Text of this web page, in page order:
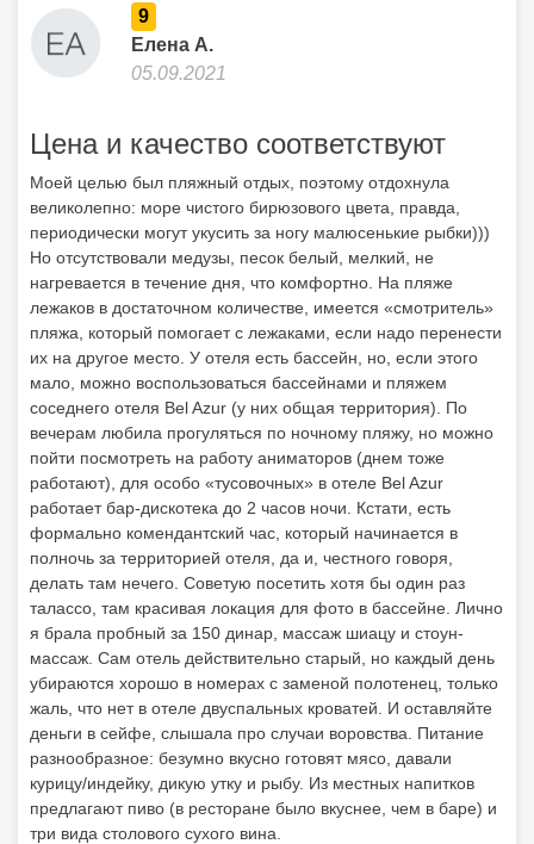
9
Елена А.
05.09.2021
Цена и качество соответствуют
Моей целью был пляжный отдых, поэтому отдохнула
великолепно: море чистого бирюзового цвета, правда,
периодически могут укусить за ногу малюсенькие рыбки)))
Но отсутствовали медузы, песок белый, мелкий, не
нагревается в течение дня, что комфортно. На пляже
лежаков в достаточном количестве, имеется «смотритель»
пляжа, который помогает с лежаками, если надо перенести
их на другое место. У отеля есть бассейн, но, если этого
мало, можно воспользоваться бассейнами и пляжем
соседнего отеля Bel Azur (у них общая территория). По
вечерам любила прогуляться по ночному пляжу, но можно
пойти посмотреть на работу аниматоров (днем тоже
работают), для особо «тусовочных» в отеле Bel Azur
работает бар-дискотека до 2 часов ночи. Кстати, есть
формально комендантский час, который начинается в
полночь за территорией отеля, да и, честного говоря,
делать там нечего. Советую посетить хотя бы один раз
талассо, там красивая локация для фото в бассейне. Лично
я брала пробный за 150 динар, массаж шиацу и стоун-
массаж. Сам отель действительно старый, но каждый день
убираются хорошо в номерах с заменой полотенец, только
жаль, что нет в отеле двуспальных кроватей. И оставляйте
деньги в сейфе, слышала про случаи воровства. Питание
разнообразное: безумно вкусно готовят мясо, давали
курицу/индейку, дикую утку и рыбу. Из местных напитков
предлагают пиво (в ресторане было вкуснее, чем в баре) и
три вида столового сухого вина.